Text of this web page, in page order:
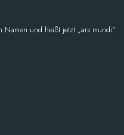
Namen und heißt jetzt „ars mundi“.